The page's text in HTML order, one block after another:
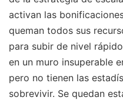
activan las
queman todos sus
para subir de nivel
en un muro insuperable
pero no tienen las
sobrevivir. Se quedan